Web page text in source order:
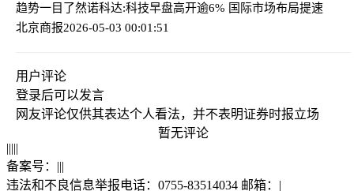
趋势一目了然诺科达:科技早盘高开逾6% 国际市场布局提速
北京商报2026-05-03 00:01:51
用户评论
登录后可以发言
网友评论仅供其表达个人看法，并不表明证券时报立场
暂无评论
|||||
备案号： |||
违法和不良信息举报电话：0755-83514034 邮箱： |